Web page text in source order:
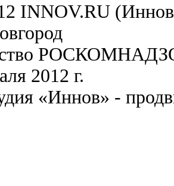
INNOV.RU
2012 г.
«Иннов» -